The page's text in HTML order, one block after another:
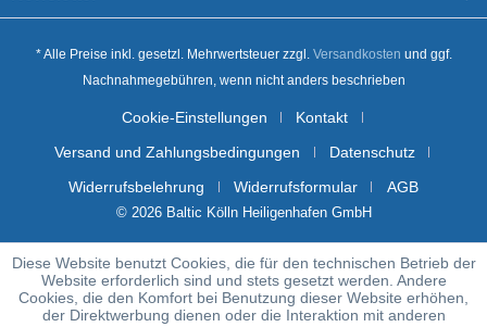
* Alle Preise inkl. gesetzl. Mehrwertsteuer zzgl. Versandkosten und ggf.
Nachnahmegebühren, wenn nicht anders beschrieben
Cookie-Einstellungen
Kontakt
Versand und Zahlungsbedingungen
Datenschutz
Widerrufsbelehrung
Widerrufsformular AGB
© 2026 Baltic Kölln Heiligenhafen GmbH
Diese Website benutzt Cookies, die für den technischen Betrieb der
Website erforderlich sind und stets gesetzt werden. Andere
Cookies, die den Komfort bei Benutzung dieser Website erhöhen,
der Direktwerbung dienen oder die Interaktion mit anderen